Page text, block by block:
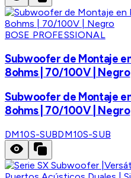
BOSE PROFESSIONAL
Subwoofer de Montaje
8ohms | 70/100V | Negro
Subwoofer de Montaje
8ohms | 70/100V | Negro
DM10S-SUBDM10S-SUB